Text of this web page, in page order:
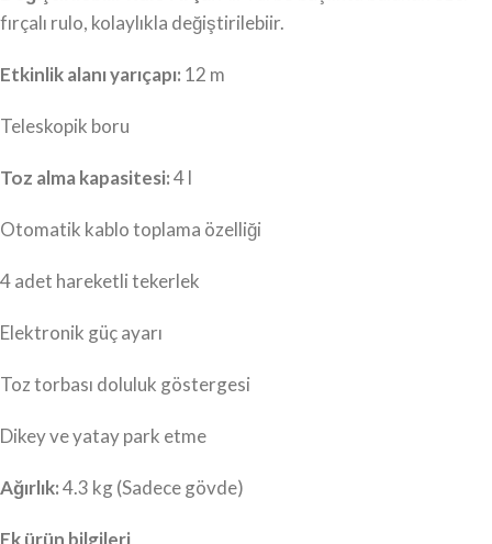
fırçalı rulo, kolaylıkla değiştirilebiir.
Etkinlik alanı yarıçapı: 12 m
Teleskopik boru
Toz alma kapasitesi:4 l
Otomatik kablo toplama özelliği
4 adet hareketli tekerlek
Elektronik güç ayarı
Toz torbası doluluk göstergesi
Dikey ve yatay park etme
Ağırlık:4.3 kg (Sadece gövde)
Ek ürün bilgileri